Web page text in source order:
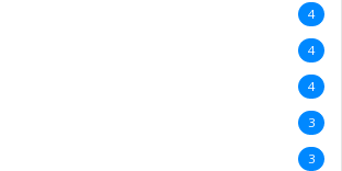
4
4
4
3
3